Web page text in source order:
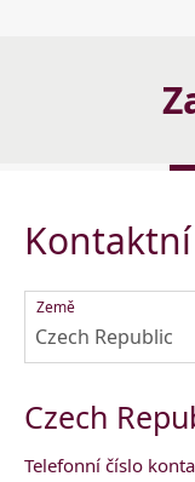
Czech Republic
Země
Czech
Telefonní číslo